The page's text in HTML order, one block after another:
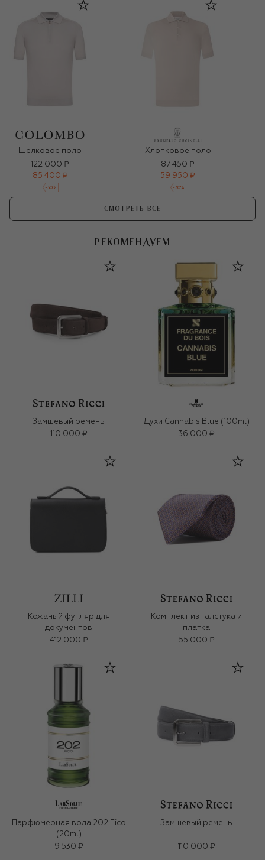
Шелковое поло
122 000 ₽
85 400 ₽
-30%
Хлопковое поло
87 450 ₽
59 950 ₽
-30%
СМОТРЕТЬ ВСЕ
РЕКОМЕНДУЕМ
Замшевый ремень
110 000 ₽
Духи Cannabis Blue (100ml)
36 000 ₽
Кожаный футляр для
документов
412 000 ₽
Комплект из галстука и
платка
55 000 ₽
Парфюмерная вода 202 Fico
(20ml)
9 530 ₽
Замшевый ремень
110 000 ₽